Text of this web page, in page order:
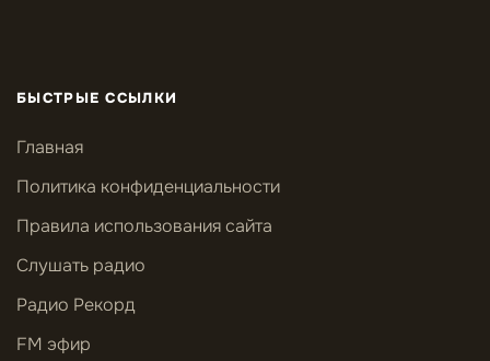
БЫСТРЫЕ ССЫЛКИ
Главная
Политика конфиденциальности
Правила использования сайта
Слушать радио
Радио Рекорд
FM эфир